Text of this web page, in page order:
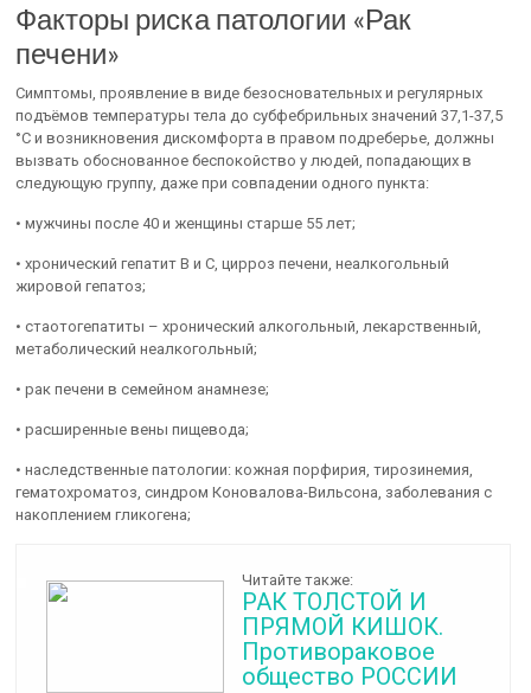
Факторы риска патологии «Рак
печени»
Симптомы, проявление в виде безосновательных и регулярных
подъёмов температуры тела до субфебрильных значений 37,1-37,5
°С и возникновения дискомфорта в правом подреберье, должны
вызвать обоснованное беспокойство у людей, попадающих в
следующую группу, даже при совпадении одного пункта:
• мужчины после 40 и женщины старше 55 лет;
• хронический гепатит В и С, цирроз печени, неалкогольный
жировой гепатоз;
• стаотогепатиты – хронический алкогольный, лекарственный,
метаболический неалкогольный;
• рак печени в семейном анамнезе;
• расширенные вены пищевода;
• наследственные патологии: кожная порфирия, тирозинемия,
гематохроматоз, синдром Коновалова-Вильсона, заболевания с
накоплением гликогена;
Читайте также:
РАК ТОЛСТОЙ И
ПРЯМОЙ КИШОК.
Противораковое
общество РОССИИ